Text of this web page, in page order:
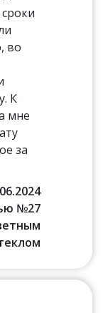
во
К
мне
за
№27